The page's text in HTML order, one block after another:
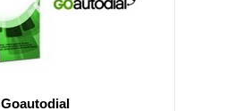
Goautodial